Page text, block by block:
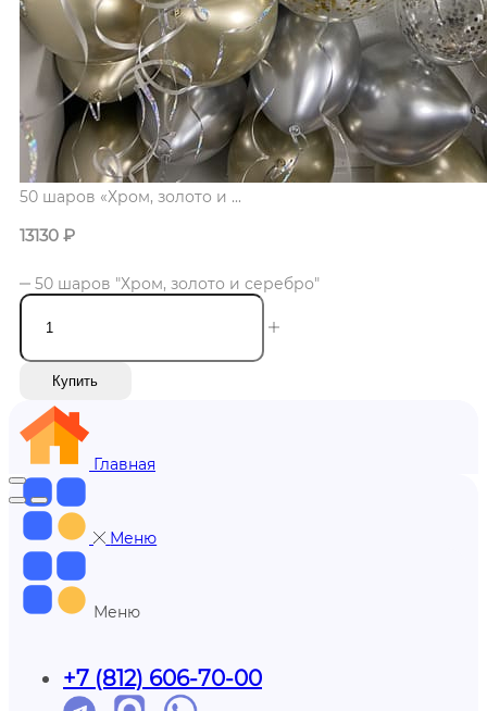
50 шаров «Хром, золото и ...
13130 ₽
50 шаров "Хром, золото и серебро"
Купить
Главная
Меню
Меню
+7 (812) 606-70-00